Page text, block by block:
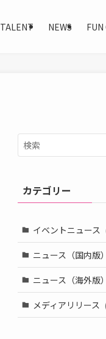
TALENT NEWS FUN
カテゴリー
イベントニュース
ニュース（国内版）
ニュース（海外版）
メディアリリース